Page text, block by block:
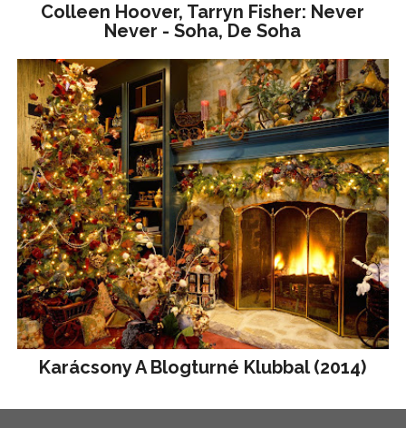
Colleen Hoover, Tarryn Fisher: Never
Never - Soha, De Soha
Karácsony A Blogturné Klubbal (2014)